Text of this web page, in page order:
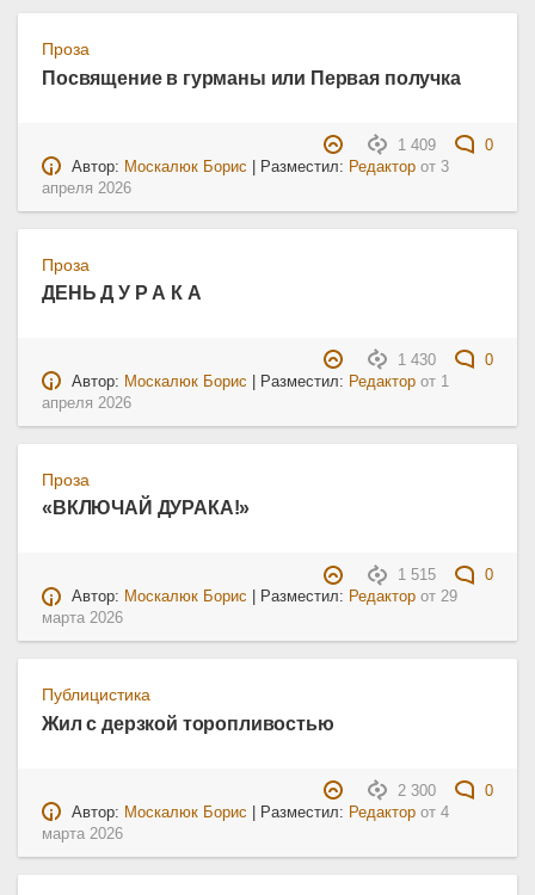
Проза
Посвящение в гурманы или Первая получка
1 409
0
Автор: Москалюк Борис | Разместил: Редактор от 3
апреля 2026
Проза
ДЕНЬ Д У Р А К А
1 430
0
Автор: Москалюк Борис | Разместил: Редактор от 1
апреля 2026
Проза
«ВКЛЮЧАЙ ДУРАКА!»
1 515
0
Автор: Москалюк Борис | Разместил: Редактор от29
марта 2026
Публицистика
Жил с дерзкой торопливостью
2 300
0
Автор: Москалюк Борис | Разместил: Редактор от4
марта 2026